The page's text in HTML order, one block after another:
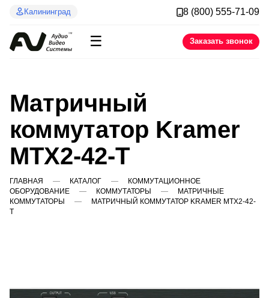
Калининград 8 (800) 555-71-09
☰ Заказать звонок
Матричный
коммутатор Kramer
MTX2-42-T
ГЛАВНАЯ КАТАЛОГ
КОММУТАЦИОННОЕ
ОБОРУДОВАНИЕ
КОММУТАТОРЫ
МАТРИЧНЫЕ
КОММУТАТОРЫ
МАТРИЧНЫЙ КОММУТАТОР KRAMER MTX2-42-
T